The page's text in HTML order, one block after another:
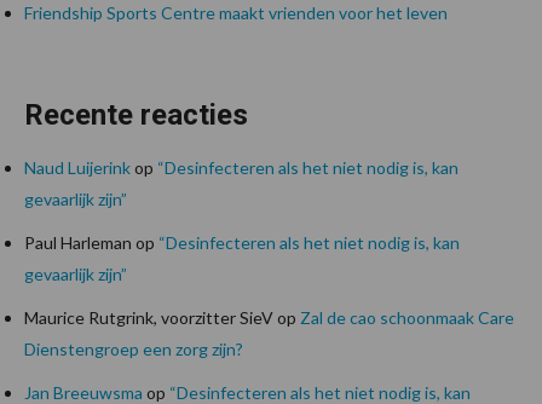
Friendship Sports Centre maakt vrienden voor het leven
Recente reacties
Naud Luijerinkop “Desinfecteren als het niet nodig is, kan
gevaarlijk zijn”
Paul Harleman op “Desinfecteren als het niet nodig is, kan
gevaarlijk zijn”
Maurice Rutgrink, voorzitter SieVop Zal de cao schoonmaak Care
Dienstengroep een zorg zijn?
Jan Breeuwsma op “Desinfecteren als het niet nodig is, kan